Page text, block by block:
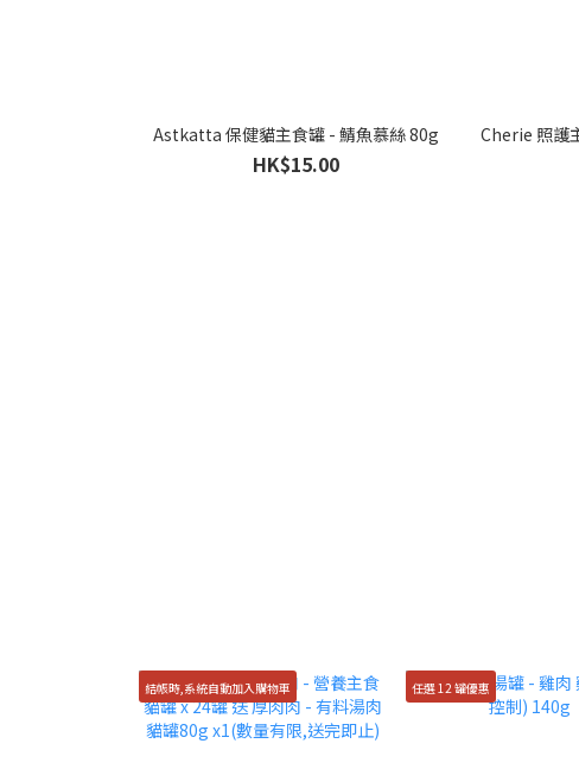
Astkatta 保健貓主食罐 - 鯖魚慕絲 80g
HK$15.00
Cherie 照護
結帳時,系統自動加入購物車 任選 12 罐優惠